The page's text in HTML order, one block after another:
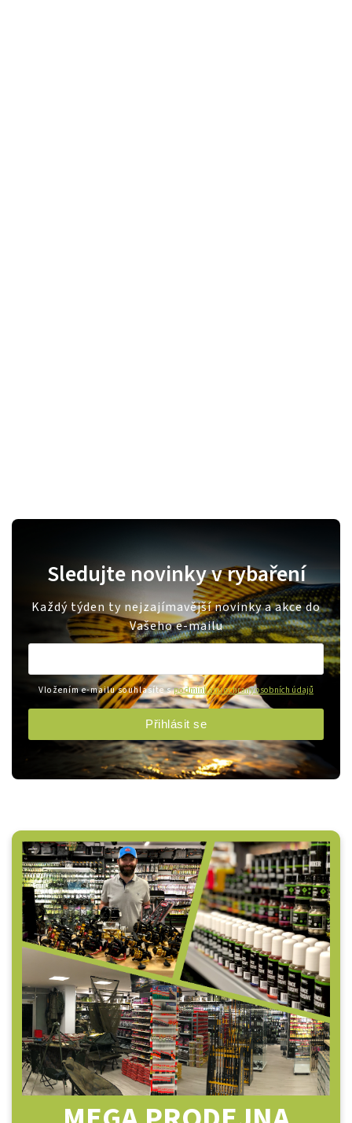
Sledujte novinky v rybaření
Každý týden ty nejzajímavější novinky a akce do
Vašeho e-mailu
Vložením e-mailu souhlasíte spodmínkami ochrany osobních údajů
Přihlásit se